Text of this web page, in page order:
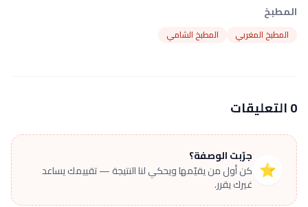
المطبخ
المطبخ المغربي المطبخ الشامي
0 التعليقات
⭐
جرّبت الوصفة؟
كن أول من يقيّمها ويحكي لنا النتيجة — تقييمك يساعد
غيرك يقرر.